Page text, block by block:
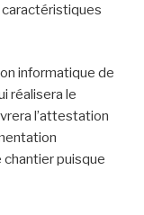
informatique de
réalisera le
l’attestation
chantier puisque